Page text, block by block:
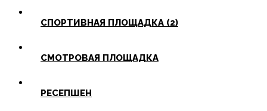
СПОРТИВНАЯ ПЛОЩАДКА (2)
СМОТРОВАЯ ПЛОЩАДКА
РЕСЕПШЕН